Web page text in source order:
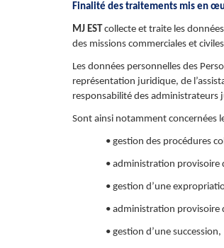
Finalité des traitements mis en
MJ ESTcollecte et traite les
des missions commerciales et
Les données personnelles des
représentation juridique, de
responsabilité des administrateurs
Sont ainsi notamment concernées
• gestion des procédures
• administration provisoire
• gestion d’une
• administration provisoire
• gestion d’une succession,